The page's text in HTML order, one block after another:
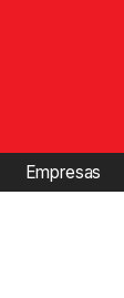
Empresas